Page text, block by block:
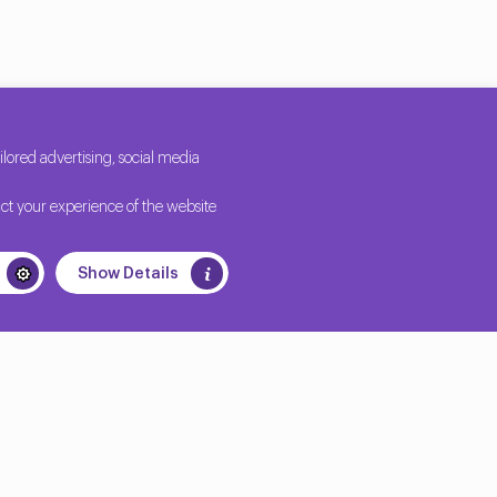
çok sayıda sunucu ve cihazı kolayca
Puppet, yapılandırma yönetimi, yazılım dağıtımı
için kullanılır ve daha hızlı ve daha güvenilir
kesinti riskini azaltır. Bulut bilişimde Puppet, bulut
advertising, social media
your experience of the website
Show Details